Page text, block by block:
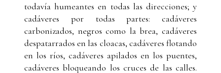
todavía humeantes en todas las direcciones; y
cadáveres por todas partes: cadáveres
carbonizados, negros como la brea, cadáveres
despatarrados en las cloacas, cadáveres flotando
en los ríos, cadáveres apilados en los puentes,
cadáveres bloqueando los cruces de las calles.